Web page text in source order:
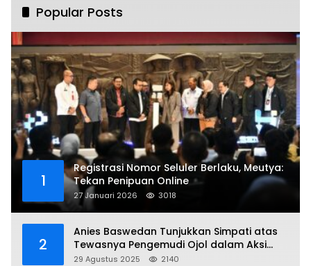
Popular Posts
1
Registrasi Nomor Seluler Berlaku, Meutya:
Tekan Penipuan Online
27 Januari 2026 3018
2
Anies Baswedan Tunjukkan Simpati atas
Tewasnya Pengemudi Ojol dalam Aksi
Demo
29 Agustus 2025 2140